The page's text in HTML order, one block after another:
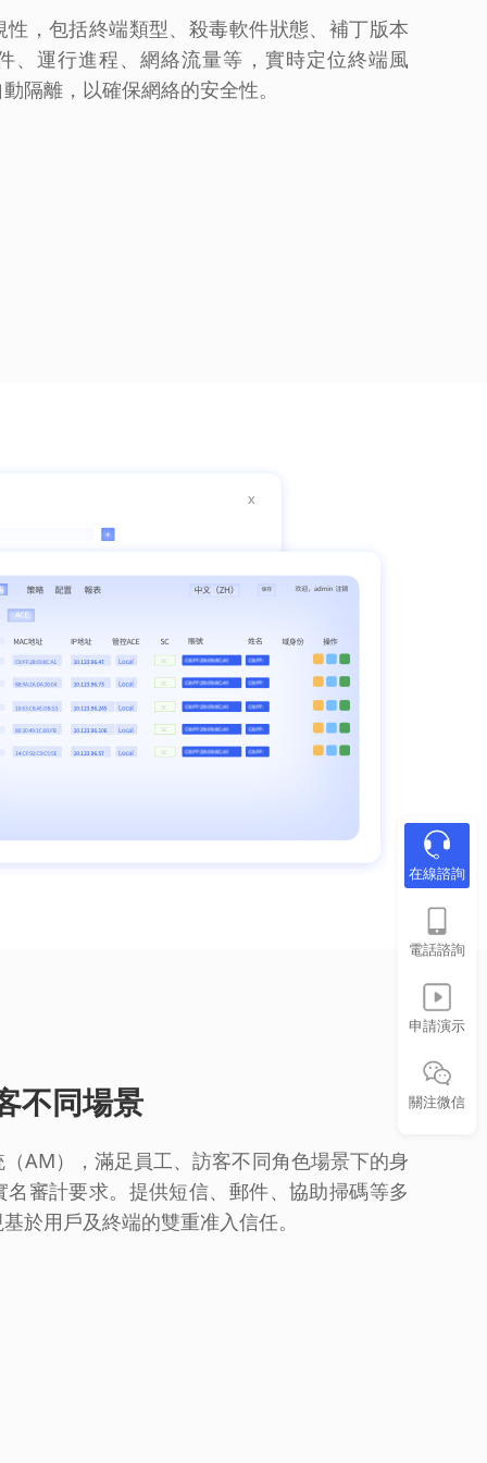
，包括終端類型、殺毒軟件狀態、補丁版本
、運行進程、網絡流量等，實時定位終端風
隔離，以確保網絡的安全性。
不同場景
AM），滿足員工、訪客不同角色場景下的身
審計要求。提供短信、郵件、協助掃碼等多
於用戶及終端的雙重准入信任。
在線諮詢
電話諮詢
申請演示
關注微信